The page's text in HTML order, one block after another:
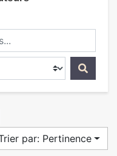
par: Pertinence